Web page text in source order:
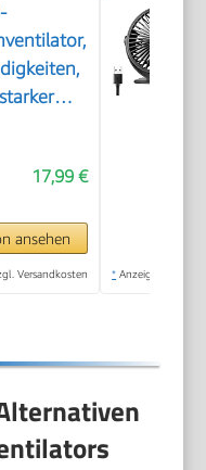
Desktop-
cm,
17,99 €
ansehen
Versandkosten * Anzeige